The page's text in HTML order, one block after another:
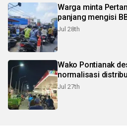
Warga minta
panjang mengisi
Jul 28th
Wako Pontianak
normalisasi
Jul 27th